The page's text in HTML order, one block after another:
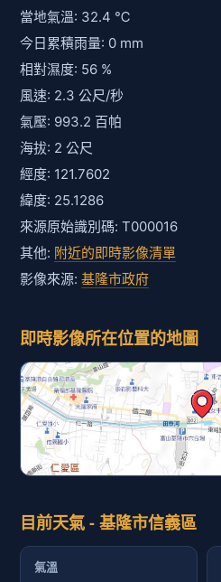
當地氣溫: 32.4 ℃
今日累積雨量: 0 mm
相對濕度: 56 %
風速: 2.3 公尺/秒
氣壓: 993.2 百帕
海拔: 2 公尺
經度: 121.7602
緯度: 25.1286
來源原始識別碼: T000016
其他: 附近的即時影像清單
影像來源: 基隆市政府
即時影像所在位置的地圖
目前天氣 - 基隆市信義區
氣溫